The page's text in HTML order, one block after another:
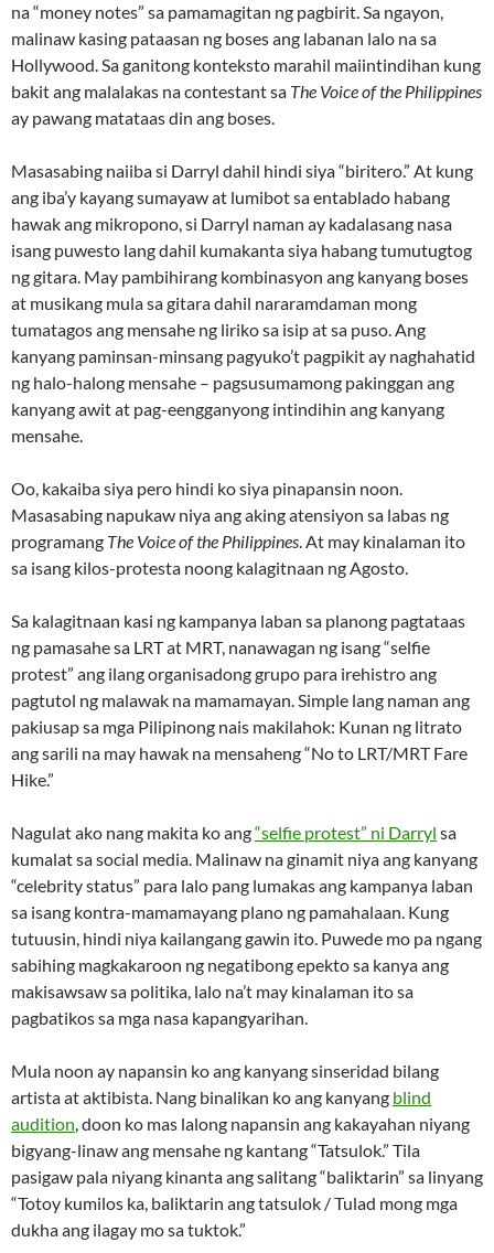
na “money notes” sa pamamagitan ng pagbirit. Sa ngayon,
malinaw kasing pataasan ng boses ang labanan lalo na sa
Hollywood. Sa ganitong konteksto marahil maiintindihan kung
bakit ang malalakas na contestant sa The Voice of the Philippines
ay pawang matataas din ang boses.
Masasabing naiiba si Darryl dahil hindi siya “biritero.” At kung
ang iba’y kayang sumayaw at lumibot sa entablado habang
hawak ang mikropono, si Darryl naman ay kadalasang nasa
isang puwesto lang dahil kumakanta siya habang tumutugtog
ng gitara. May pambihirang kombinasyon ang kanyang boses
at musikang mula sa gitara dahil nararamdaman mong
tumatagos ang mensahe ng liriko sa isip at sa puso. Ang
kanyang paminsan-minsang pagyuko’t pagpikit ay naghahatid
ng halo-halong mensahe – pagsusumamong pakinggan ang
kanyang awit at pag-eengganyong intindihin ang kanyang
mensahe.
Oo, kakaiba siya pero hindi ko siya pinapansin noon.
Masasabing napukaw niya ang aking atensiyon sa labas ng
programang The Voice of the Philippines. At may kinalaman ito
sa isang kilos-protesta noong kalagitnaan ng Agosto.
Sa kalagitnaan kasi ng kampanya laban sa planong pagtataas
ng pamasahe sa LRT at MRT, nanawagan ng isang “selfie
protest” ang ilang organisadong grupo para irehistro ang
pagtutol ng malawak na mamamayan. Simple lang naman ang
pakiusap sa mga Pilipinong nais makilahok: Kunan ng litrato
ang sarili na may hawak na mensaheng “No to LRT/MRT Fare
Hike.”
Nagulat ako nang makita ko ang“selfie protest” ni Darryl sa
kumalat sa social media. Malinaw na ginamit niya ang kanyang
“celebrity status” para lalo pang lumakas ang kampanya laban
sa isang kontra-mamamayang plano ng pamahalaan. Kung
tutuusin, hindi niya kailangang gawin ito. Puwede mo pa ngang
sabihing magkakaroon ng negatibong epekto sa kanya ang
makisawsaw sa politika, lalo na’t may kinalaman ito sa
pagbatikos sa mga nasa kapangyarihan.
Mula noon ay napansin ko ang kanyang sinseridad bilang
artista at aktibista. Nang binalikan ko ang kanyang blind
audition, doon ko mas lalong napansin ang kakayahan niyang
bigyang-linaw ang mensahe ng kantang “Tatsulok.” Tila
pasigaw pala niyang kinanta ang salitang “baliktarin” sa linyang
“Totoy kumilos ka, baliktarin ang tatsulok / Tulad mong mga
dukha ang ilagay mo sa tuktok.”